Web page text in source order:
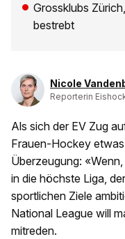
Grossklubs
bestrebt
Nicole
Reporterin
Als sich der EV Zug
Frauen-Hockey
Überzeugung:
in die höchste Liga,
sportlichen Ziele
National League will
mitreden.